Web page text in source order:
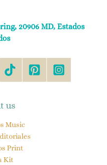
20906 MD, Estados
us
Music
Print
Kit